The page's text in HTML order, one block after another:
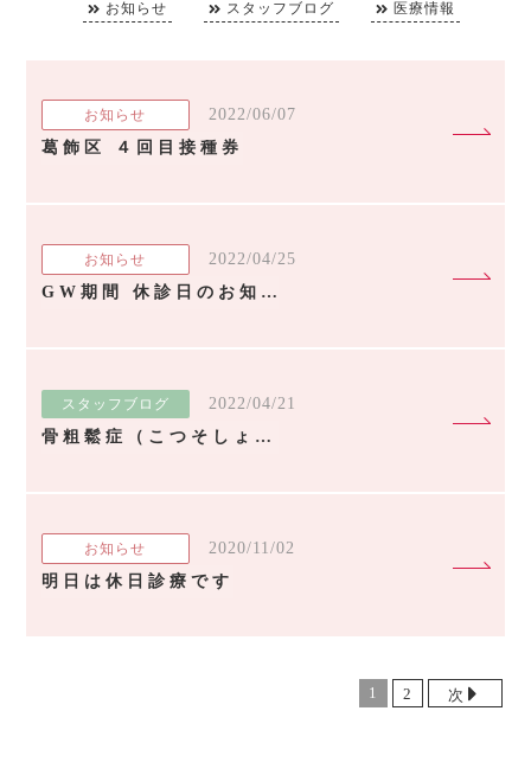
お知らせ
スタッフブログ 医療情報
お知らせ
2022/06/07
葛飾区 ４回目接種券
お知らせ
2022/04/25
GW期間 休診日のお知らせ
スタッフブログ
2022/04/21
骨粗鬆症（こつそしょうしょう）について
お知らせ
2020/11/02
明日は休日診療です
1 2 次